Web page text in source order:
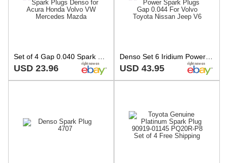
Set of 4 Gap 0.040 Spark Plugs Denso for Acura Honda Volvo VW Mercedes Mazda
USD 23.96
Denso Set 6 Iridium Power Spark Plugs Gap 0.044 For Volvo Toyota Nissan Jeep V6
USD 43.95